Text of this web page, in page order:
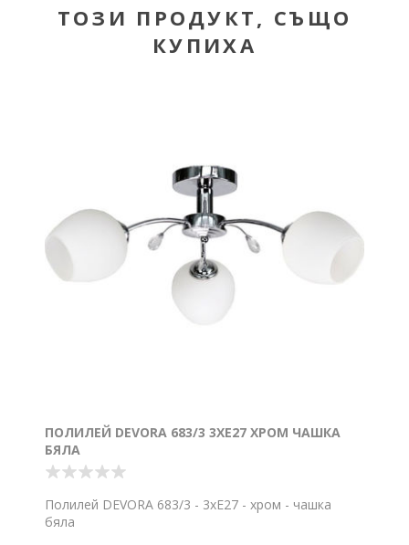
ТОЗИ ПРОДУКТ, СЪЩО
КУПИХА
ПОЛИЛЕЙ DEVORA 683/3 3XE27 ХРОМ ЧАШКА
БЯЛА
Полилей DEVORA 683/3 - 3xE27 - хром - чашка
бяла